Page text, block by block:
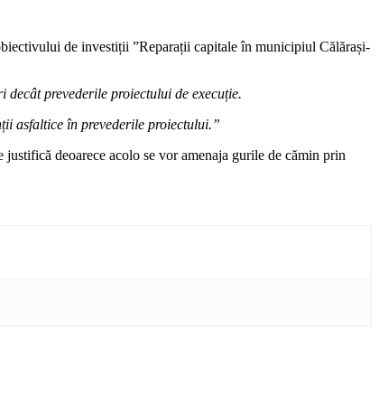
de investiții ”Reparații capitale în municipiul Călărași-
prevederile proiectului de execuție.
asfaltice în prevederile proiectului.”
deoarece acolo se vor amenaja gurile de cămin prin